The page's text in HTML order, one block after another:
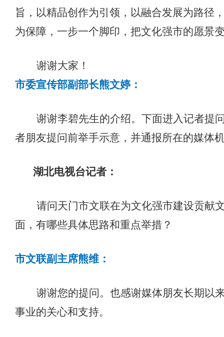
旨，以精品创作为引领，以融合发展为路径
为保障，一步一个脚印，把文化强市的愿景
谢谢大家！
市委宣传部副部长熊文婷：
谢谢李碧先生的介绍。下面进入记者提
者朋友提问前举手示意，并通报所在的媒体
湖北电视台记者：
请问天门市文联在为文化强市建设贡献
面，有哪些具体思路和重点举措？
市文联副主席熊维：
谢谢您的提问。也感谢媒体朋友长期以
事业的关心和支持。